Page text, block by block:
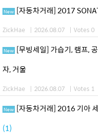
New [자동차거래] 2017
ZickHae | 2026.08.07 | Votes 0
New [무빙세일] 가습기, 램프,
자, 거울
ZickHae | 2026.08.07 | Votes 1
New [자동차거래] 2016 기아
(1)